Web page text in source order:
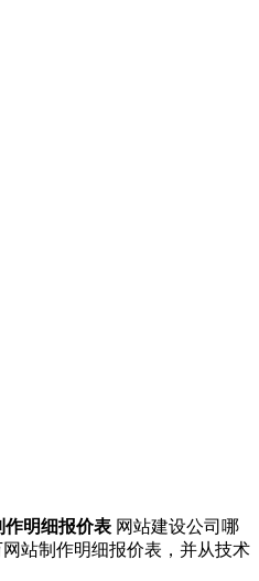
作明细报价表 网站建设公司哪
站制作明细报价表，并从技术